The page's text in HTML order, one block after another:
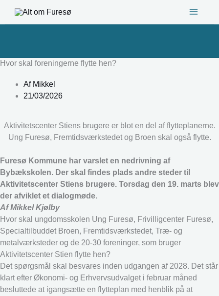
Hvor skal foreningerne flytte hen?
AfMikkel
21/03/2026
Aktivitetscenter Stiens brugere er blot en del af flytteplanerne.
Ung Furesø, Fremtidsværkstedet og Broen skal også flytte.
Furesø Kommune har varslet en nedrivning af
Bybækskolen. Der skal findes plads andre steder til
Aktivitetscenter Stiens brugere. Torsdag den 19. marts blev
der afviklet et dialogmøde.
Af Mikkel Kjølby
Hvor skal ungdomsskolen Ung Furesø, Frivilligcenter Furesø,
Specialtilbuddet Broen, Fremtidsværkstedet, Træ- og
metalværksteder og de 20-30 foreninger, som bruger
Aktivitetscenter Stien flytte hen?
Det spørgsmål skal besvares inden udgangen af 2028. Det står
klart efter Økonomi- og Erhvervsudvalget i februar måned
besluttede at igangsætte en flytteplan med henblik på at